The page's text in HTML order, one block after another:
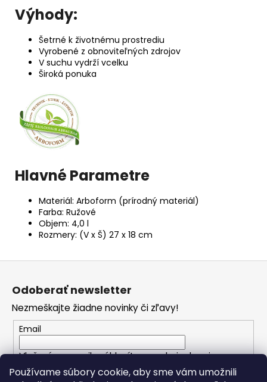
Používame súbory cookie, aby sme vám umožnili
Výhody:
Šetrné k životnému prostrediu
Vyrobené z obnoviteľných zdrojov
V suchu vydrží vcelku
Široká ponuka
Hlavné Parametre
Materiál: Arboform (prírodný materiál)
Farba: Ružové
Objem: 4,0 l
Rozmery: (V x Š) 27 x 18 cm
Z
e
Odoberať newsletter
Nezmeškajte žiadne novinky či zľavy!
Email
Vložením e-mailu súhlasíte spodmienkami
ochrany osobných údajov